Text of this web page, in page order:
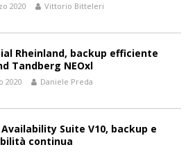
2020 Vittorio Bitteleri
Rheinland, backup efficiente
Tandberg NEOxl
2020 Daniele Preda
Suite V10, backup e
continua